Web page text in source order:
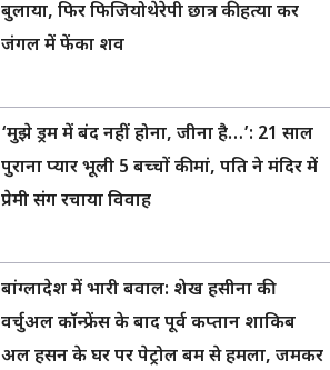
बुलाया, फिर फिजियोथेरेपी छात्र की हत्या कर
जंगल में फेंका शव
‘मुझे ड्रम में बंद नहीं होना, जीना है…’: 21 साल
पुराना प्यार भूली 5 बच्चों की मां, पति ने मंदिर में
प्रेमी संग रचाया विवाह
बांग्लादेश में भारी बवाल: शेख हसीना की
वर्चुअल कॉन्फ्रेंस के बाद पूर्व कप्तान शाकिब
अल हसन के घर पर पेट्रोल बम से हमला, जमकर